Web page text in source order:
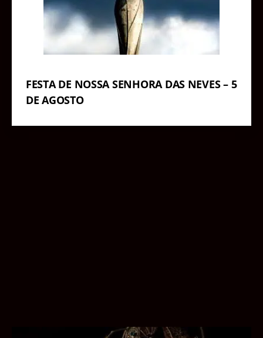
FESTA DE NOSSA SENHORA DAS NEVES – 5
DE AGOSTO